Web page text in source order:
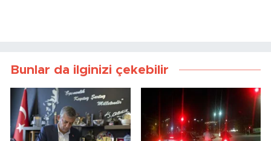
Bunlar da ilginizi çekebilir